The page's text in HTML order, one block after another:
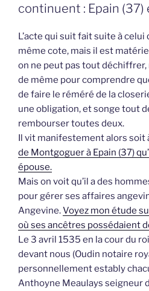
continuent : Epain (37)
L’acte qui suit fait suite à celui
même cote, mais il est
on ne peut pas tout
de même pour comprendre
de faire le réméré de la
une obligation, et songe tout
rembourser toutes deux.
Il vit manifestement alors soit
de Montgoguer à Epain (37)
épouse.
Mais on voit qu’il a des
pour gérer ses affaires
Angevine.Voyez mon étude
où ses ancêtres possédaient
Le 3 avril 1535 en la cour du
devant nous (Oudin notaire
personnellement estably
Anthoyne Meaulays seigneur